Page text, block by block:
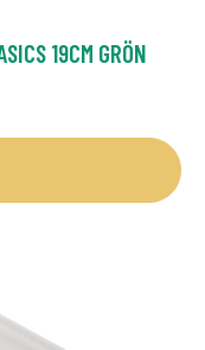
19CM GRÖN